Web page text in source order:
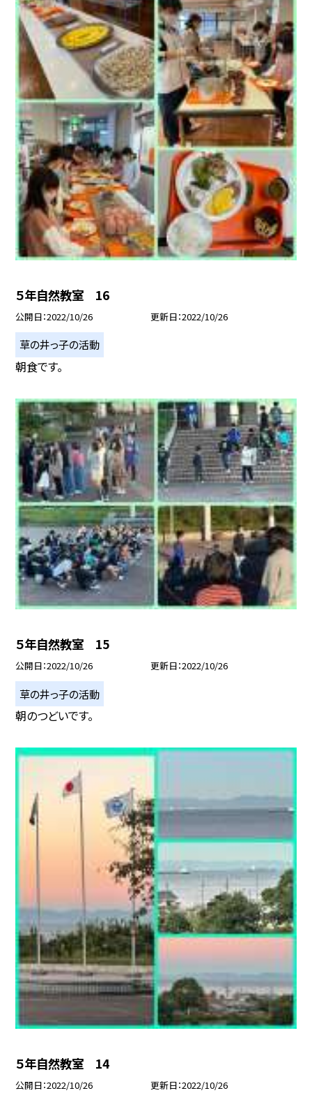
５年自然教室 16
公開日 2022/10/26 更新日 2022/10/26
草の井っ子の活動
朝食です。
５年自然教室 15
公開日 2022/10/26 更新日 2022/10/26
草の井っ子の活動
朝のつどいです。
５年自然教室 14
公開日 2022/10/26 更新日 2022/10/26